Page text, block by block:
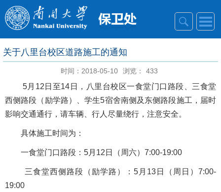
关于八里台校区道路施工的通知
时间：2018-05-10 浏览： 433
5月12日至14日，八里台校区一食堂门口路段、三食堂
西侧路段（励学路）、学生5宿舍南侧及东侧路段施工，届时
影响交通通行，请车辆、行人尽量绕行，注意安全。
具体施工时间为：
一食堂门口路段：5月12日（周六）7:00-19:00
三食堂西侧路段（励学路）：5月13日（周日）7:00-
19:00